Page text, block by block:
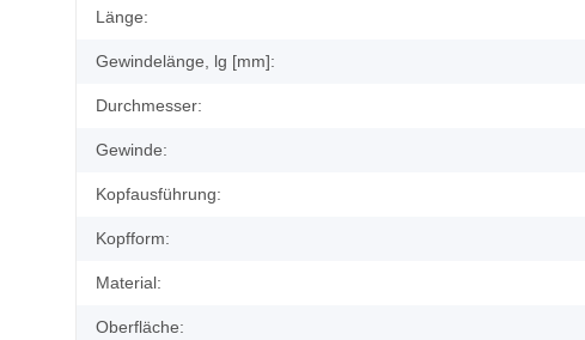
Länge:
Gewindelänge, lg [mm]:
Durchmesser:
Gewinde:
Kopfausführung:
Kopfform:
Material:
Oberfläche: